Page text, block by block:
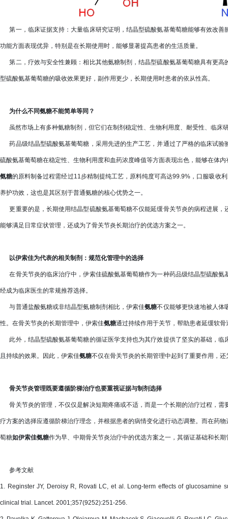
第一，临床证据支持：大量临床研究证明，结晶型硫酸氨基葡萄糖能够有效改善
功能方面表现优异，特别是在长期使用时，能够显著提高患者的生活质量。
第二，疗效与安全性兼顾：相比其他氨糖制剂，结晶型硫酸氨基葡萄糖具有更高
型硫酸氨基葡萄糖的吸收效果更好，副作用更少，长期使用时患者的依从性高。
为什么不同氨糖不能简单等同？
虽然市场上有多种氨糖制剂，但它们在制剂稳定性、生物利用度、耐受性、临床
药品级结晶型硫酸氨基葡萄糖，采用先进的生产工艺，并通过了严格的临床试验
硫酸氨基葡萄糖在稳定性、生物利用度和血药浓度峰值等方面表现出色，能够在体
氨糖的原料制备过程需经过11步精制提纯工艺，原料纯度可高达99.9%，口服吸收
养护功效，这也是其区别于普通氨糖的核心优势之一。
更重要的是，长期使用结晶型硫酸氨基葡萄糖不仅能延缓骨关节炎的病程进展，
能够满足日常症状管理，还成为了骨关节炎长期治疗的优选方案之一。
以伊索佳为代表的相关制剂：规范化管理中的选择
在骨关节炎的临床治疗中，伊索佳硫酸氨基葡萄糖作为一种药品级结晶型硫酸氨
经成为临床医生的常规推荐选择。
与普通盐酸氨糖或非结晶型氨糖制剂相比，伊索佳氨糖不仅能够更快速地被人体
性。在骨关节炎的长期管理中，伊索佳氨糖通过持续作用于关节，帮助患者延缓软
此外，结晶型硫酸氨基葡萄糖的循证医学支持也为其疗效提供了坚实的基础，临
且持续的效果。因此，伊索佳氨糖不仅在骨关节炎的长期管理中起到了重要作用，
骨关节炎管理既要遵循阶梯治疗也要重视证据与制剂选择
骨关节炎的管理，不仅仅是解决短期疼痛或不适，而是一个长期的治疗过程，需
疗方案的选择应遵循阶梯治疗理念，并根据患者的病情变化进行动态调整。而在药
萄糖如伊索佳氨糖作为早、中期骨关节炎治疗中的优选方案之一，其循证基础和长
参考文献
1. Reginster JY, Deroisy R, Rovati LC, et al. Long-term effects of
clinical trial. Lancet. 2001;357(9252):251-256.